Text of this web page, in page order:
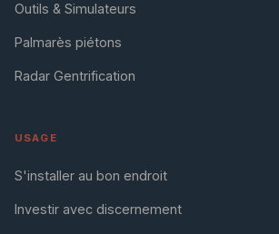
Outils & Simulateurs
Palmarès piétons
Radar Gentrification
USAGE
S'installer au bon endroit
Investir avec discernement